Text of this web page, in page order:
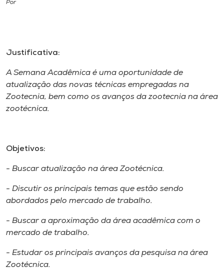
CPA
Biblioteca
Rádio
Museu
Unoesc
Store
Selecione
Por
Justificativa:
A Semana Acadêmica é uma oportunidade de
atualização das novas técnicas empregadas na
Zootecnia, bem como os avanços da zootecnia na área
zootécnica.
Objetivos:
- Buscar atualização na área Zootécnica.
- Discutir os principais temas que estão sendo
abordados pelo mercado de trabalho.
- Buscar a aproximação da área acadêmica com o
mercado de trabalho.
- Estudar os principais avanços da pesquisa na área
Zootécnica.